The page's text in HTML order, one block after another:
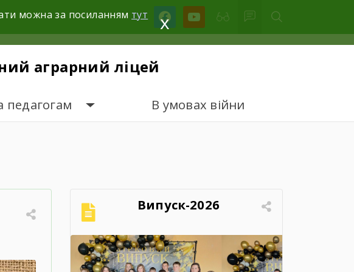
facebookyoutube
аграрний ліцей
педагогам В умовах війни
Випуск-2026
можна за посиланням тут x